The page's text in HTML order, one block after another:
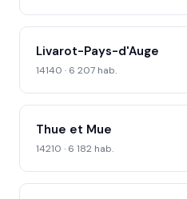
Livarot-Pays-d'Auge
14140 · 6 207 hab.
Thue et Mue
14210 · 6 182 hab.